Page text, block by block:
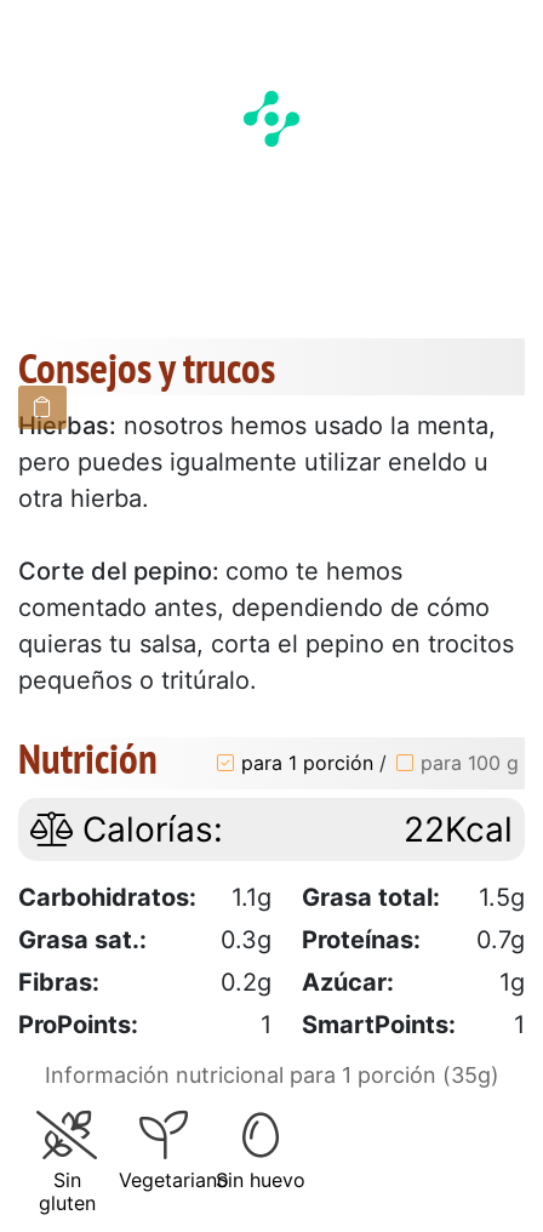
Consejos y trucos
Hierbas: nosotros hemos usado la menta,
pero puedes igualmente utilizar eneldo u
otra hierba.
Corte del pepino: como te hemos
comentado antes, dependiendo de cómo
quieras tu salsa, corta el pepino en trocitos
pequeños o tritúralo.
Nutrición para 1 porción / para 100 g
Calorías: 22Kcal
Carbohidratos: 1.1g Grasa total:
1.5g
Grasa sat.:
0.3g Proteínas:
0.7g
Fibras:
0.2g Azúcar:
1g
ProPoints:
1 SmartPoints: 1
Información nutricional para 1 porción (35g)
Sin
gluten
VegetarianoSin huevo